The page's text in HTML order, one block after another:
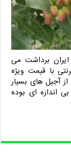
برداشت می
با قیمت ویژه
آجیل های بسیار
اندازه ای بوده